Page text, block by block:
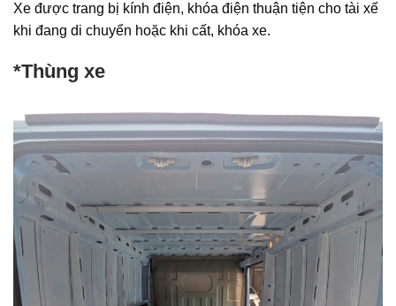
Xe được trang bị kính điện, khóa điện thuận tiện cho tài xế
khi đang di chuyển hoặc khi cất, khóa xe.
*Thùng xe